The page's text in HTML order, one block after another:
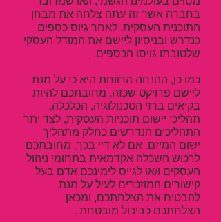
בחברה אשר זה עתה צלחה את מבחן
התוכנית העסקית, לאחר גיוס כספים
כנדרש ובניסיון ליישם את המודל העסקי
שלטובתו גויסו הכספים.
כמו כן, ההנחה הרווחת היא כי על מנת
ליישם פרויקט שכזה, מחובתכם להיות
בקיאים ברזי הטכנולוגיה, הכלכלה,
תהליכי יישום תוכניות העסקית, לצד יתר
התהליכים הנדרשים כחלק מתהליך
ישום המיזם. אם לא דיי בכך, מחובתכם
לרכוש השכלה אקדמאית בתחומי ניהול
העסקים ו/או לגייס לימינכם אדם בעל
קישורים המוזכרים לעיל על מנת
להבטיח את הצלחתכם, ומכאן
הצלחתכם כביכול מובטחת .